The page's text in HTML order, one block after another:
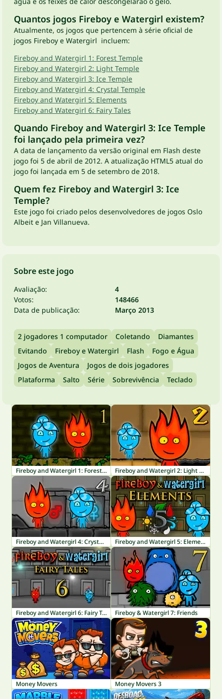
Quantos jogos Fireboy e Watergirl existem?
Atualmente, os jogos que pertencem à série oficial de
jogos Fireboy e Watergirl incluem:
Fireboy and Watergirl 1: Forest Temple
Fireboy and Watergirl 2: Light Temple
Fireboy and Watergirl 3: Ice Temple
Fireboy and Watergirl 4: Crystal Temple
Fireboy and Watergirl 5: Elements
Fireboy and Watergirl 6: Fairy Tales
Quando Fireboy and Watergirl 3: Ice Temple
foi lançado pela primeira vez?
A data de lançamento da versão original em Flash deste
jogo foi 5 de abril de 2012. A atualização HTML5 atual do
jogo foi lançada em 5 de setembro de 2018.
Quem fez Fireboy and Watergirl 3: Ice
Temple?
Este jogo foi criado pelos desenvolvedores de jogos Oslo
Albeit e Jan Villanueva.
Sobre este jogo
Avaliação:
4
Votos:
148466
Data de publicação:
Março 2013
2 jogadores 1 computador Coletando
Diamantes
Evitando
Fireboy e Watergirl Flash
Fogo e Água
Jogos de Aventura
Jogos de dois jogadores
Plataforma
Salto Série Sobrevivência Teclado
Fireboy and Watergirl 1: Forest Temple Fireboy and Watergirl 2: Light Temple
Fireboy and Watergirl 4: Crystal Temple Fireboy and Watergirl 5: Elements
Fireboy and Watergirl 6: Fairy Tales Fireboy & Watergirl 7: Friends
Money Movers Money Movers 3